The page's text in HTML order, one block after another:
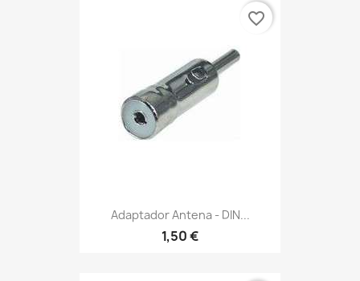
Adaptador Antena - DIN...
1,50 €
favorite_border